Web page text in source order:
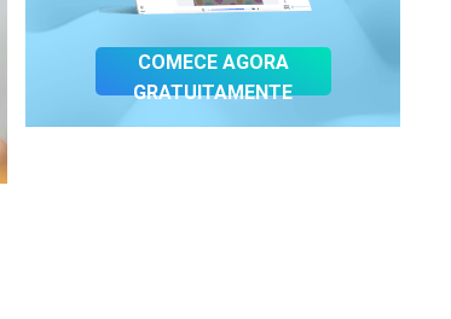
COMECE AGORA
GRATUITAMENTE